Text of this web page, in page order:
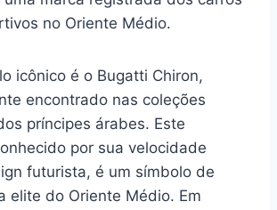
no Oriente Médio.
icônico é o Bugatti Chiron,
encontrado nas coleções
príncipes árabes. Este
por sua velocidade
futurista, é um símbolo de
elite do Oriente Médio. Em